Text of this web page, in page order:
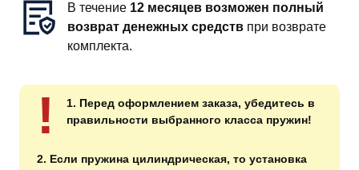
В течение 12 месяцев возможен полный
возврат денежных средств при возврате
комплекта.
!
1. Перед оформлением заказа, убедитесь в
правильности выбранного класса пружин!
2. Если пружина цилиндрическая, то установка